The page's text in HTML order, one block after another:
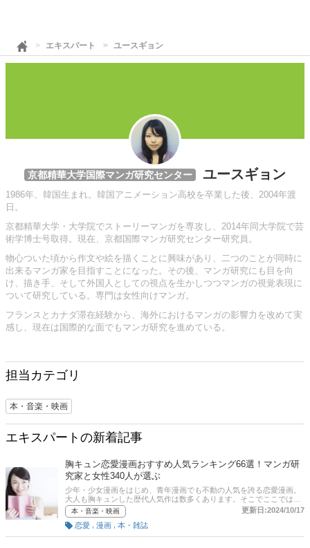
エキスパート ユースギョン
京都精華大学国際マンガ研究センター ユースギョン
1986年、韓国生まれ。韓国アニメーション高校を卒業した後、2004年渡
日。
京都精華大学・大学院でストーリーマンガを専攻し、2014年同大学院で芸
術学博士号取得。現在、京都国際マンガ研究センター研究員。
物心ついた頃から作文や絵を描くことに興味があり、二つのことが同時に
出来るマンガ家を目指すことになった。その後、マンガ研究にも目を向
け、描き手、そして外国人としての視点を生かしつつマンガの視覚表現に
ついて研究している。専門は女性向けマンガ。
フランスとカナダ滞在経験から、海外におけるマンガの影響力を改めて実
感し、現在は国際的な面でもマンガ研究を進めている。
担当カテゴリ
本・音楽・映画
エキスパートの新着記事
胸キュン恋愛漫画おすすめ人気ランキング66選！マンガ研
究家と女性340人が選ぶ
少年・少女漫画をはじめ、青年漫画でも不動の人気を誇る恋愛漫画。
大人も胸キュンした歴代人気作は数多くあります。そこでここでは、
研究家のユースギョンさんと女性340人へのアンケート調査をもと
に、胸キュン必須の恋愛漫画おすすめ人気ランキングをご紹介。映画
化・ドラマ化・アニメ化した人気コミックも多数ピックアップ。後半
には、比較一覧表や通販サイトの最新人気ランキングもあるので、売
本・音楽・映画
更新日:2024/10/17
恋愛
漫画 本・雑誌